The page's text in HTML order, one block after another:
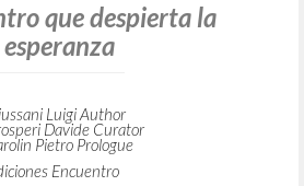
que despierta la
esperanza
Luigi Author
Davide Curator
Pietro Prologue
Encuentro